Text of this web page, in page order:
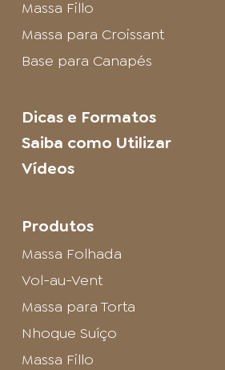
Massa Fillo
Massa para Croissant
Base para Canapés
Dicas e Formatos
Saiba como Utilizar
Vídeos
Produtos
Massa Folhada
Vol-au-Vent
Massa para Torta
Nhoque Suíço
Massa Fillo